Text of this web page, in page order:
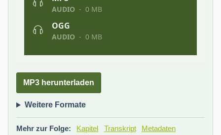
MP3 herunterladen
Weitere Formate
Mehr zur Folge: Kapitel Transkript
Metadaten